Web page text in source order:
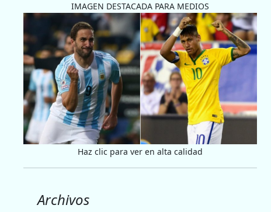
IMAGEN DESTACADA PARA MEDIOS
Haz clic para ver en alta calidad
Archivos